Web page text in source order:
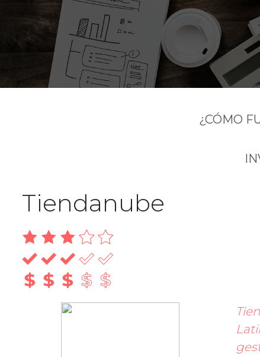
¿CÓMO
Tiendanube